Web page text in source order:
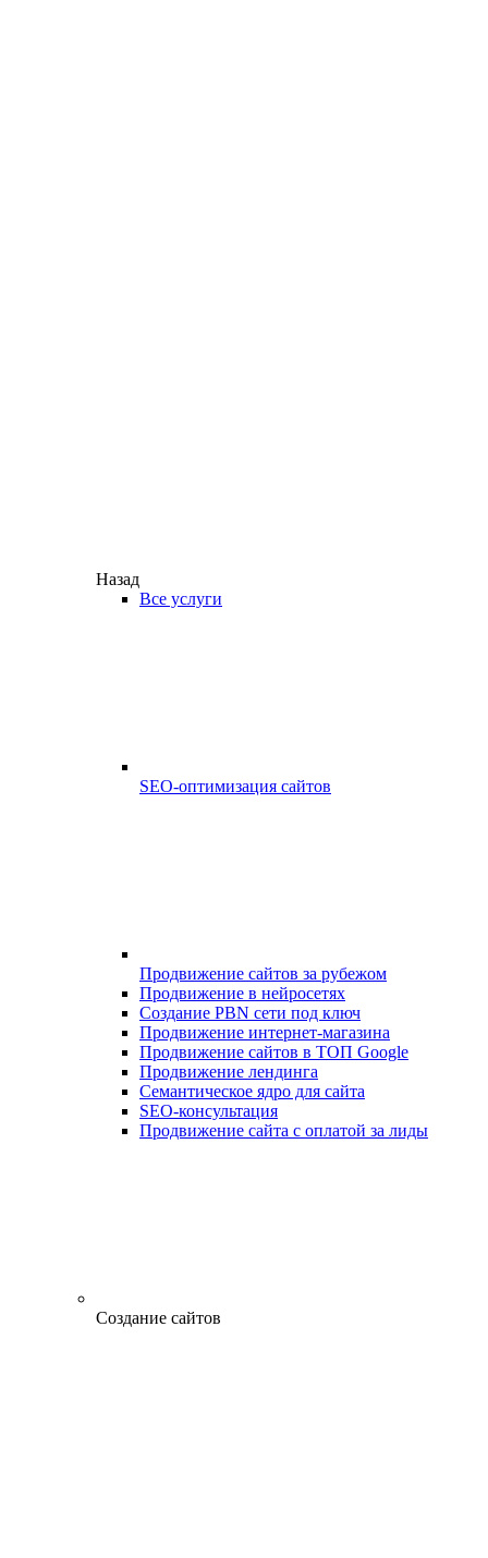
Назад
Все услуги
SEO-оптимизация сайтов
Продвижение сайтов за рубежом
Продвижение в нейросетях
Создание PBN сети под ключ
Продвижение интернет-магазина
Продвижение сайтов в ТОП Google
Продвижение лендинга
Семантическое ядро для сайта
SEO-консультация
Продвижение сайта с оплатой за лиды
Создание сайтов